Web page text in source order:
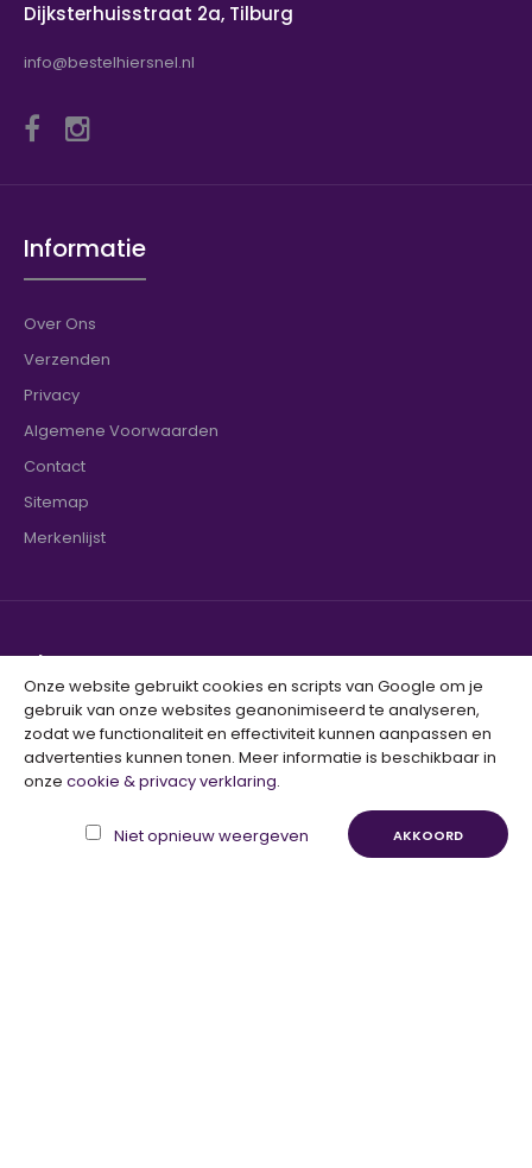
Onze website gebruikt cookies en scripts van Google om je
gebruik van onze websites geanonimiseerd te analyseren,
zodat we functionaliteit en effectiviteit kunnen aanpassen en
advertenties kunnen tonen. Meer informatie is beschikbaar in
onze cookie & privacy verklaring.
Niet opnieuw weergeven AKKOORD
Dijksterhuisstraat 2a, Tilburg
info@bestelhiersnel.nl
Informatie
Over Ons
Verzenden
Privacy
Algemene Voorwaarden
Contact
Sitemap
Merkenlijst
Klanten
Mijn Account
Bestelgeschiedenis
Nieuwsbrief